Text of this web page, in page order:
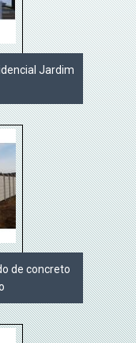
Jardim
de concreto